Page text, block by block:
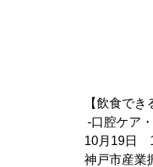
【飲食で
-口腔ケア
10月19日
神戸市産